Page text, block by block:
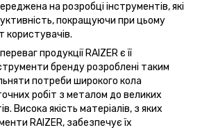
на розробці інструментів, які
покращуючи при цьому
користувачів.
продукції RAIZER є її
бренду розроблені таким
потреби широкого кола
робіт з металом до великих
Висока якість матеріалів, з яких
RAIZER, забезпечує їх